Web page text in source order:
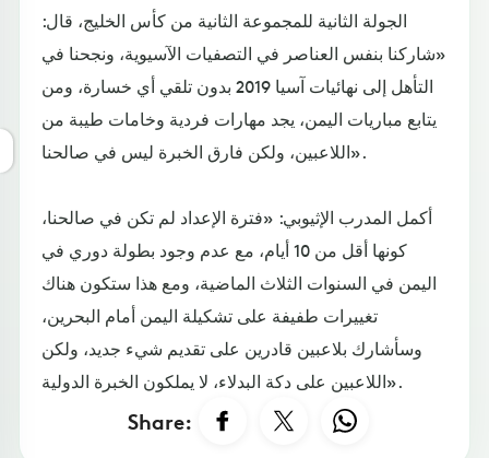
الجولة الثانية للمجموعة الثانية من كأس الخليج، قال:
«شاركنا بنفس العناصر في التصفيات الآسيوية، ونجحنا في
التأهل إلى نهائيات آسيا 2019 بدون تلقي أي خسارة، ومن
يتابع مباريات اليمن، يجد مهارات فردية وخامات طيبة من
اللاعبين، ولكن فارق الخبرة ليس في صالحنا».
أكمل المدرب الإثيوبي: «فترة الإعداد لم تكن في صالحنا،
كونها أقل من 10 أيام، مع عدم وجود بطولة دوري في
اليمن في السنوات الثلاث الماضية، ومع هذا ستكون هناك
تغييرات طفيفة على تشكيلة اليمن أمام البحرين،
وسأشارك بلاعبين قادرين على تقديم شيء جديد، ولكن
اللاعبين على دكة البدلاء، لا يملكون الخبرة الدولية».
Share: